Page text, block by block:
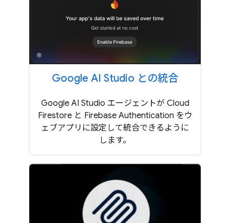
Google AI Studio との統合
Google AI Studio エージェントが Cloud
Firestore と Firebase Authentication をウ
ェブアプリに設定して統合できるように
します。